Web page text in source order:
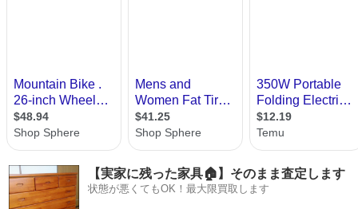
【実家に残った家具🏠】そのまま査定します
状態が悪くてもOK！最大限買取します